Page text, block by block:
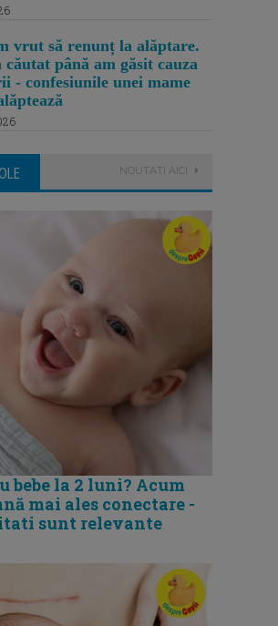
vrut să renunț la alăptare.
căutat până am găsit cauza
- confesiunile unei mame
NOUTATI AICI
bebe la 2 luni? Acum
mai ales conectare -
sunt relevante